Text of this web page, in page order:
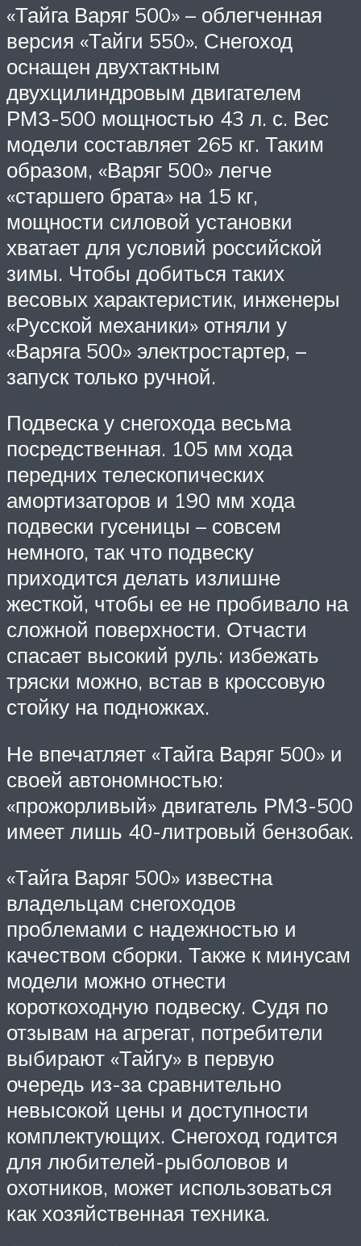
«Тайга Варяг 500» – облегченная
версия «Тайги 550». Снегоход
оснащен двухтактным
двухцилиндровым двигателем
РМЗ-500 мощностью 43 л. с. Вес
модели составляет 265 кг. Таким
образом, «Варяг 500» легче
«старшего брата» на 15 кг,
мощности силовой установки
хватает для условий российской
зимы. Чтобы добиться таких
весовых характеристик, инженеры
«Русской механики» отняли у
«Варяга 500» электростартер, –
запуск только ручной.
Подвеска у снегохода весьма
посредственная. 105 мм хода
передних телескопических
амортизаторов и 190 мм хода
подвески гусеницы – совсем
немного, так что подвеску
приходится делать излишне
жесткой, чтобы ее не пробивало на
сложной поверхности. Отчасти
спасает высокий руль: избежать
тряски можно, встав в кроссовую
стойку на подножках.
Не впечатляет «Тайга Варяг 500» и
своей автономностью:
«прожорливый» двигатель РМЗ-500
имеет лишь 40-литровый бензобак.
«Тайга Варяг 500» известна
владельцам снегоходов
проблемами с надежностью и
качеством сборки. Также к минусам
модели можно отнести
короткоходную подвеску. Судя по
отзывам на агрегат, потребители
выбирают «Тайгу» в первую
очередь из-за сравнительно
невысокой цены и доступности
комплектующих. Снегоход годится
для любителей-рыболовов и
охотников, может использоваться
как хозяйственная техника.